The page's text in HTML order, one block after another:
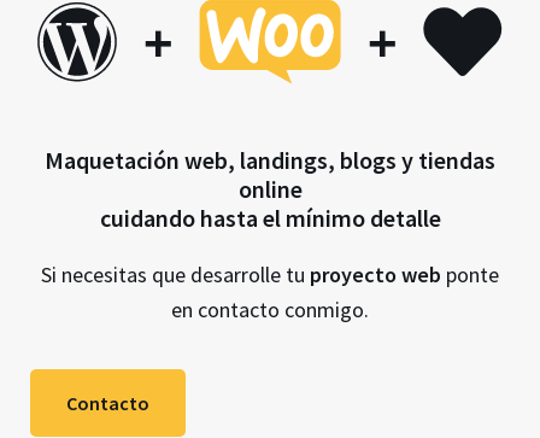
+ +
Maquetación web, landings, blogs y tiendas
online
cuidando hasta el mínimo detalle
Si necesitas que desarrolle tu proyecto web ponte
en contacto conmigo.
Contacto